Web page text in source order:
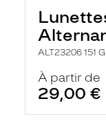
ALT23206 151
À partir de
29,00 €